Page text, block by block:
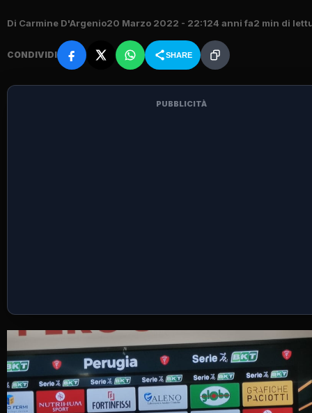
Di Carmine D'Argenio20 Marzo 2022 - 22:124 anni fa2 min di
CONDIVIDI SHARE
PUBBLICITÀ